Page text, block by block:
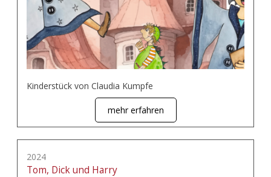
Kinderstück von Claudia Kumpfe
mehr erfahren
2024
Tom, Dick und Harry